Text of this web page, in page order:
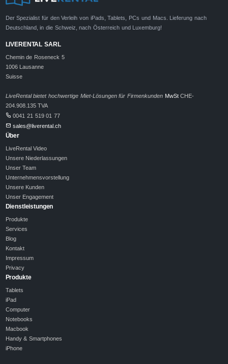
Der Spezialist für den Verleih von iPads, Tablets, PCs und Macs. Lieferung nach
Deutschland, in die Schweiz, nach Österreich und Luxemburg!
LIVERENTAL SARL
Chemin de Roseneck 5
1006 Lausanne
Suisse
LiveRental bietet hochwertige Miet-Lösungen für Firmenkunden MwStCHE-
204.908.135 TVA
0041 21 519 01 77
sales@liverental.ch
Über
LiveRental Video
Unsere Niederlassungen
Unser Team
Unternehmensvorstellung
Unsere Kunden
Unser Engagement
Dienstleistungen
Produkte
Services
Blog
Kontakt
Impressum
Privacy
Produkte
Tablets
iPad
Computer
Notebooks
Macbook
Handy & Smartphones
iPhone